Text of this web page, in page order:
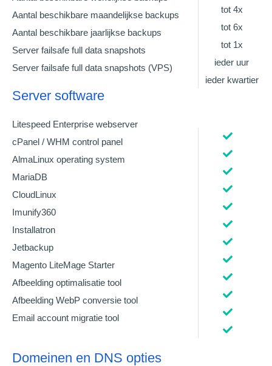
Aantal beschikbare maandelijkse backups
Aantal beschikbare jaarlijkse backups
Server failsafe full data snapshots
Server failsafe full data snapshots (VPS)
Server software
Litespeed Enterprise webserver
cPanel / WHM control panel
AlmaLinux operating system
MariaDB
CloudLinux
Imunify360
Installatron
Jetbackup
Magento LiteMage Starter
Afbeelding optimalisatie tool
Afbeelding WebP conversie tool
Email account migratie tool
Domeinen en DNS opties
tot 4x
tot 6x
tot 1x
ieder uur
ieder kwartier